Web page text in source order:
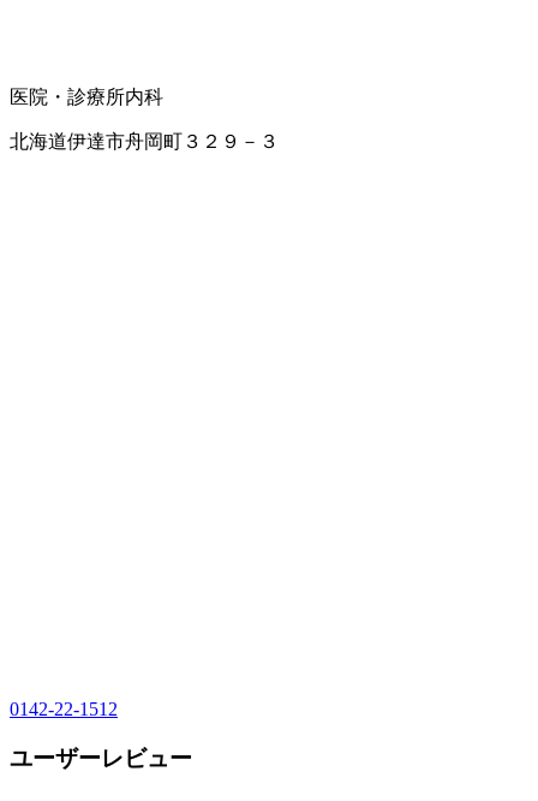
医院・診療所内科
北海道伊達市舟岡町３２９－３
0142-22-1512
ユーザーレビュー